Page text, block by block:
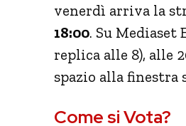
venerdì arriva la
18:00. Su Mediaset
replica alle 8), alle
spazio alla finestra
Come si Vota?